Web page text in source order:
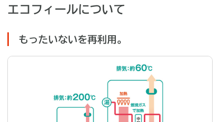
エコフィールについて
もったいないを再利用。